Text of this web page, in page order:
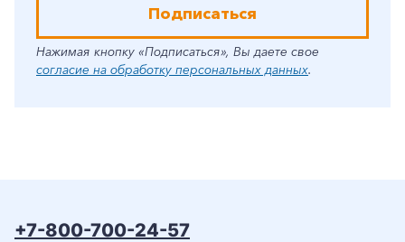
Подписаться
Нажимая кнопку «Подписаться», Вы даете свое
согласие на обработку персональных данных.
+7-800-700-24-57